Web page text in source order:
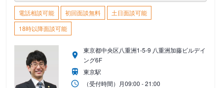
電話相談可能 初回面談無料
土日面談可能
18時以降面談可能
東京都中央区八重洲1-5-9 八重洲加藤ビルデイ
ング6F
東京駅
（受付時間） 月09:00 - 21:00